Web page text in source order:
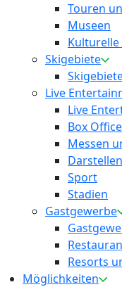
Touren
Museen
Skigebiete
Live
Live
Box Office
Messen
Sport
Stadien
Gastgewerbe
Resorts
Möglichkeiten